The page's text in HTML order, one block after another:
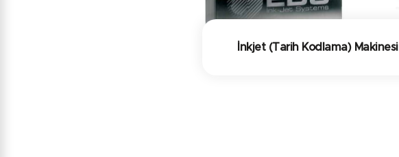
İnkjet (Tarih Kodlama) Makinesi